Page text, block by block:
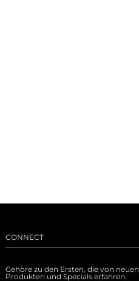
CONNECT
Gehöre zu den Ersten, die von neuen
Produkten und Specials erfahren.